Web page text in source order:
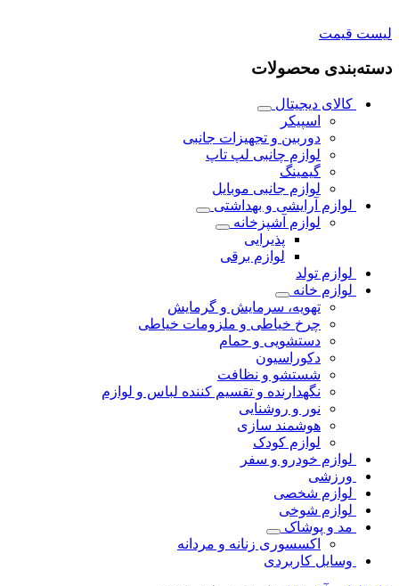
لیست قیمت
دسته‌بندی محصولات
کالای دیجیتال
اسپیکر
دوربین و تجهیزات جانبی
لوازم چانبی لپ تاپ
گیمینگ
لوازم جانبی موبایل
لوازم آرایشی و بهداشتی
لوازم آشپزخانه
پذیرایی
لوازم برقی
لوازم تولد
لوازم خانه
تهویه، سرمایش و گرمایش
چرخ خیاطی و ملزومات خیاطی
دستشویی و حمام
دکوراسیون
شستشو و نظافت
نگهدارنده و تقسیم کننده لباس و لوازم
نور و روشنایی
هوشمند سازی
لوازم کودک
لوازم خودرو و سفر
ورزشی
لوازم شخصی
لوازم شوخی
مد و پوشاک
اکسسوری زنانه و مردانه
وسایل کاربردی